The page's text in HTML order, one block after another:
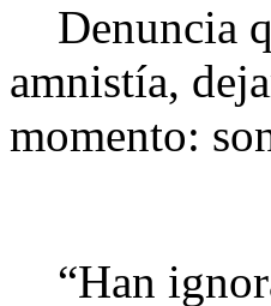
Denuncia
amnistía,
momento:
“Han